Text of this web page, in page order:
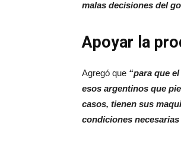
malas decisiones del
Apoyar la
Agregó que “para que
esos argentinos que
casos, tienen sus
condiciones